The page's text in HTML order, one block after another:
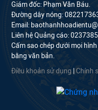
Giám đốc: Phạm Văn Báu.
Đường dây nóng:
Email:
Liên hệ Quảng cáo:
Cấm sao chép dưới mọi
bằng văn bản.
Điều khoản sử dụng Chính